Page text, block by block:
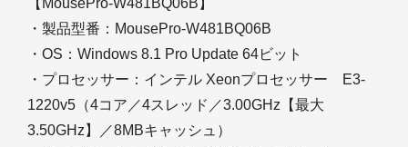
【MousePro-W481BQ06B】
・製品型番：MousePro-W481BQ06B
・OS：Windows 8.1 Pro Update 64ビット
・プロセッサー：インテル Xeonプロセッサー E3-
1220v5（4コア／4スレッド／3.00GHz【最大
3.50GHz】／8MBキャッシュ）